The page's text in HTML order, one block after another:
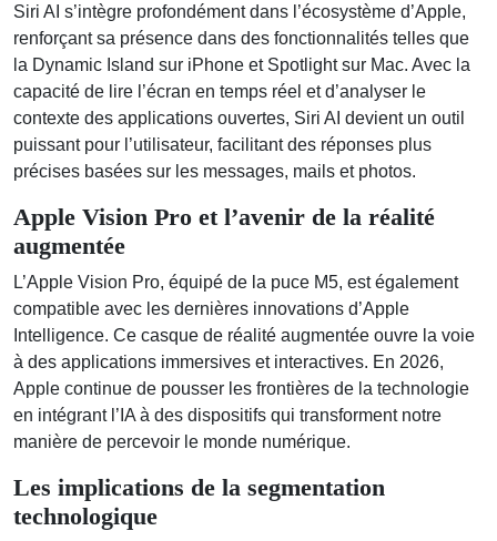
Siri AI s’intègre profondément dans l’écosystème d’Apple,
renforçant sa présence dans des fonctionnalités telles que
la Dynamic Island sur iPhone et Spotlight sur Mac. Avec la
capacité de lire l’écran en temps réel et d’analyser le
contexte des applications ouvertes, Siri AI devient un outil
puissant pour l’utilisateur, facilitant des réponses plus
précises basées sur les messages, mails et photos.
Apple Vision Pro et l’avenir de la réalité
augmentée
L’Apple Vision Pro, équipé de la puce M5, est également
compatible avec les dernières innovations d’Apple
Intelligence. Ce casque de réalité augmentée ouvre la voie
à des applications immersives et interactives. En 2026,
Apple continue de pousser les frontières de la technologie
en intégrant l’IA à des dispositifs qui transforment notre
manière de percevoir le monde numérique.
Les implications de la segmentation
technologique